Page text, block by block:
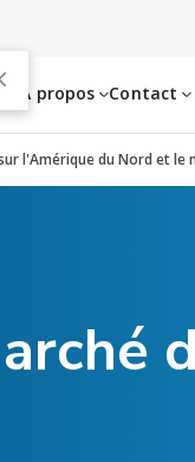
À propos Contact
l'Amérique du Nord et le